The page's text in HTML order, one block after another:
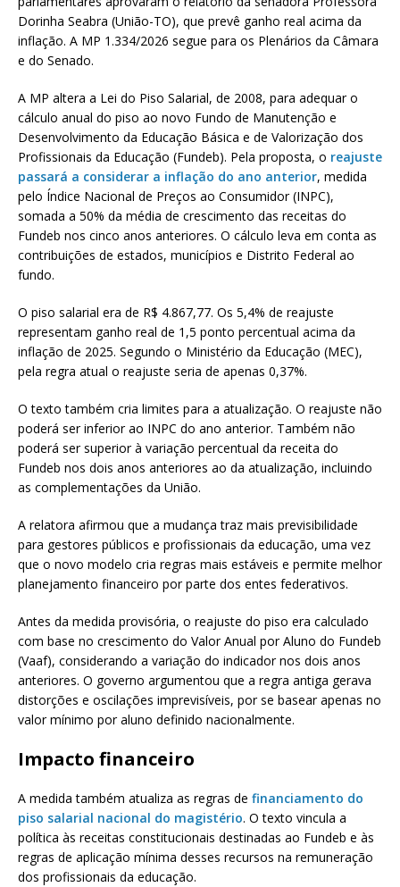
Dorinha Seabra (União-TO), que prevê ganho real acima da
inflação. A MP 1.334/2026 segue para os Plenários da Câmara
e do Senado.
A MP altera a Lei do Piso Salarial, de 2008, para adequar o
cálculo anual do piso ao novo Fundo de Manutenção e
Desenvolvimento da Educação Básica e de Valorização dos
Profissionais da Educação (Fundeb). Pela proposta, o reajuste
passará a considerar a inflação do ano anterior, medida
pelo Índice Nacional de Preços ao Consumidor (INPC),
somada a 50% da média de crescimento das receitas do
Fundeb nos cinco anos anteriores. O cálculo leva em conta as
contribuições de estados, municípios e Distrito Federal ao
fundo.
O piso salarial era de R$ 4.867,77. Os 5,4% de reajuste
representam ganho real de 1,5 ponto percentual acima da
inflação de 2025. Segundo o Ministério da Educação (MEC),
pela regra atual o reajuste seria de apenas 0,37%.
O texto também cria limites para a atualização. O reajuste não
poderá ser inferior ao INPC do ano anterior. Também não
poderá ser superior à variação percentual da receita do
Fundeb nos dois anos anteriores ao da atualização, incluindo
as complementações da União.
A relatora afirmou que a mudança traz mais previsibilidade
para gestores públicos e profissionais da educação, uma vez
que o novo modelo cria regras mais estáveis e permite melhor
planejamento financeiro por parte dos entes federativos.
Antes da medida provisória, o reajuste do piso era calculado
com base no crescimento do Valor Anual por Aluno do Fundeb
(Vaaf), considerando a variação do indicador nos dois anos
anteriores. O governo argumentou que a regra antiga gerava
distorções e oscilações imprevisíveis, por se basear apenas no
valor mínimo por aluno definido nacionalmente.
Impacto financeiro
A medida também atualiza as regras de financiamento do
piso salarial nacional do magistério. O texto vincula a
política às receitas constitucionais destinadas ao Fundeb e às
regras de aplicação mínima desses recursos na remuneração
dos profissionais da educação.